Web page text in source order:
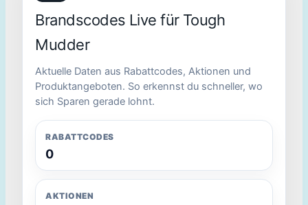
Brandscodes Live für Tough
Mudder
Aktuelle Daten aus Rabattcodes, Aktionen und
Produktangeboten. So erkennst du schneller, wo
sich Sparen gerade lohnt.
RABATTCODES
0
AKTIONEN